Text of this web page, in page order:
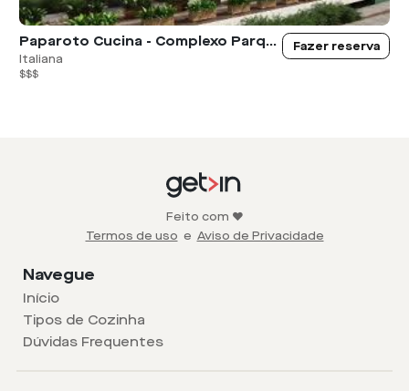
Paparoto Cucina - Complexo Parque da Cidade
Italiana
$$$
Fazer reserva
Feito com ❤️
Termos de uso e Aviso de Privacidade
Navegue
Início
Tipos de Cozinha
Dúvidas Frequentes